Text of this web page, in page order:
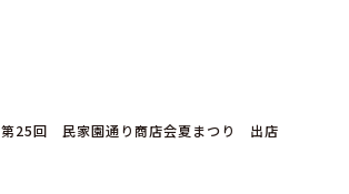
第25回 民家園通り商店会夏まつり 出店